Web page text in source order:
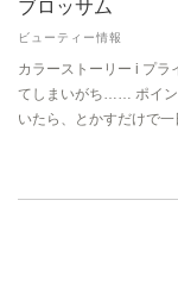
ブロッサム
ビューティー情報
カラーストーリー i プ
てしまいがち…… ポイン
いたら、とかすだけで一